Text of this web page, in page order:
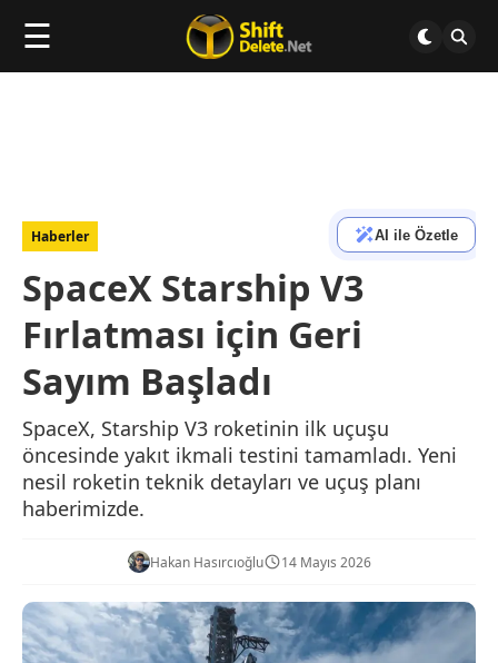
☰
Haberler AI ile Özetle
SpaceX Starship V3
Fırlatması için Geri
Sayım Başladı
SpaceX, Starship V3 roketinin ilk uçuşu
öncesinde yakıt ikmali testini tamamladı. Yeni
nesil roketin teknik detayları ve uçuş planı
haberimizde.
Hakan Hasırcıoğlu 14 Mayıs 2026